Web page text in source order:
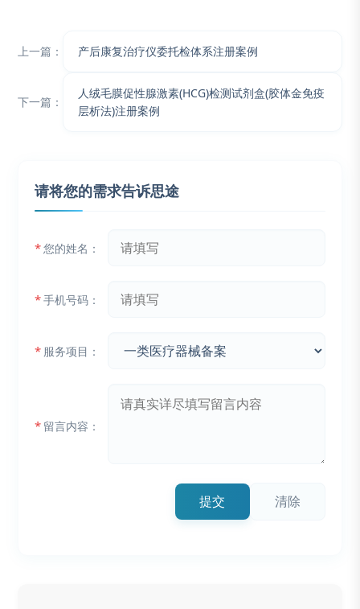
上一篇： 产后康复治疗仪委托检体系注册案例
下一篇：
人绒毛膜促性腺激素(HCG)检测试剂盒(胶体金免疫
层析法)注册案例
请将您的需求告诉思途
*您的姓名：
*手机号码：
* 服务项目：
* 留言内容：
提交 清除